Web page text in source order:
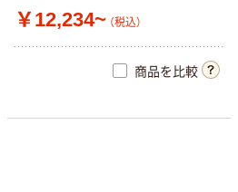
￥12,234~ （税込）
商品を比較